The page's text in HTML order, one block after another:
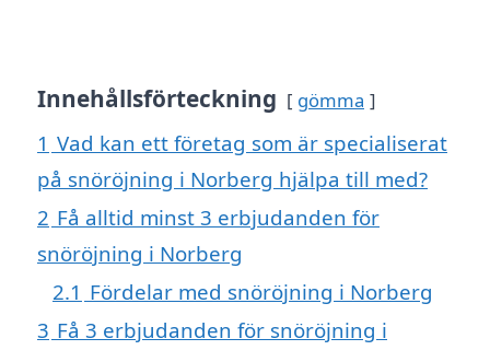
Innehållsförteckning gömma
1 Vad kan ett företag som är specialiserat
på snöröjning i Norberg hjälpa till med?
2 Få alltid minst 3 erbjudanden för
snöröjning i Norberg
2.1 Fördelar med snöröjning i Norberg
3 Få 3 erbjudanden för snöröjning i